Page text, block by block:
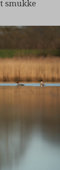
smukke